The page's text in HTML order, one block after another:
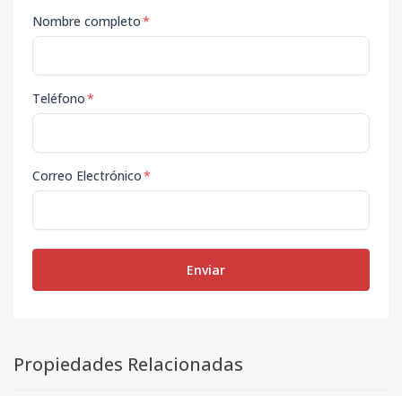
Nombre completo*
Teléfono*
Correo Electrónico*
Enviar
Propiedades Relacionadas